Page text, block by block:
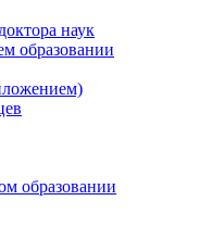
наук
образовании
образовании